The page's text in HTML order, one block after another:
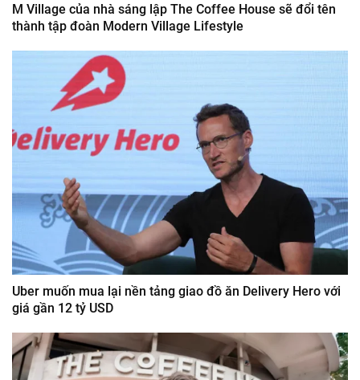
M Village của nhà sáng lập The Coffee House sẽ đổi tên
thành tập đoàn Modern Village Lifestyle
Uber muốn mua lại nền tảng giao đồ ăn Delivery Hero với
giá gần 12 tỷ USD